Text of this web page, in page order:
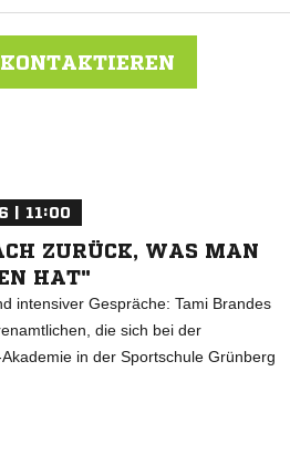
| 11:00
ZURÜCK, WAS MAN
HAT"
intensiver Gespräche: Tami Brandes
die sich bei der
in der Sportschule Grünberg